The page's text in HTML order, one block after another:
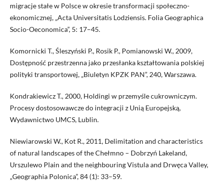
migracje stałe w Polsce w okresie transformacji społeczno-
ekonomicznej, „Acta Universitatis Lodziensis. Folia Geographica
Socio-Oeconomica”, 5: 17–45.
Komornicki T., Śleszyński P., Rosik P., Pomianowski W., 2009,
Dostępność przestrzenna jako przesłanka kształtowania polskiej
polityki transportowej, „Biuletyn KPZK PAN”, 240, Warszawa.
Kondrakiewicz T., 2000, Holdingi w przemyśle cukrowniczym.
Procesy dostosowawcze do integracji z Unią Europejską,
Wydawnictwo UMCS, Lublin.
Niewiarowski W., Kot R., 2011, Delimitation and characteristics
of natural landscapes of the Chełmno – Dobrzyń Lakeland,
Urszulewo Plain and the neighbouring Vistula and Drwęca Valley,
„Geographia Polonica”, 84 (1): 33–59.